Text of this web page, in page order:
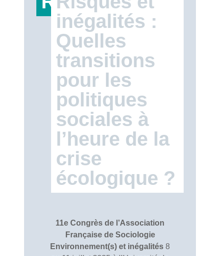
inégalités :
Quelles
transitions
pour les
politiques
sociales à
l’heure de la
crise
écologique ?
11e Congrès de l’Association
Française de Sociologie
Environnement(s) et inégalités 8